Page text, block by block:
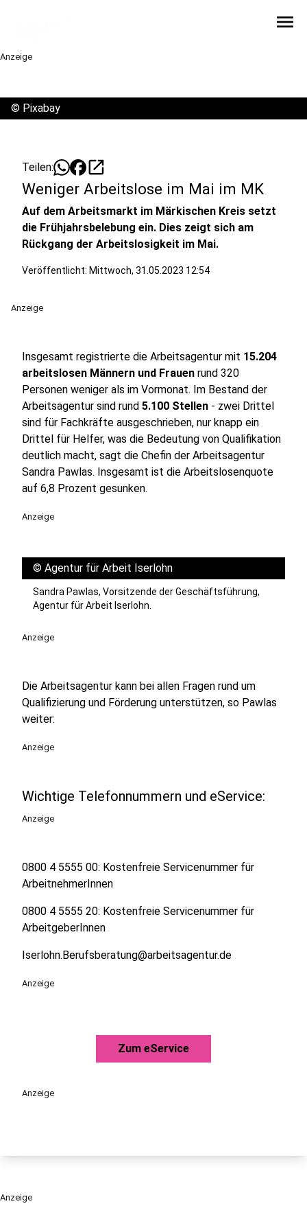
menu
Anzeige
© Pixabay
Teilen: open_in_new
Weniger Arbeitslose im Mai im MK
Auf dem Arbeitsmarkt im Märkischen Kreis setzt
die Frühjahrsbelebung ein. Dies zeigt sich am
Rückgang der Arbeitslosigkeit im Mai.
Veröffentlicht: Mittwoch, 31.05.2023 12:54
Anzeige
Insgesamt registrierte die Arbeitsagentur mit 15.204
arbeitslosen Männern und Frauen rund 320
Personen weniger als im Vormonat. Im Bestand der
Arbeitsagentur sind rund 5.100 Stellen - zwei Drittel
sind für Fachkräfte ausgeschrieben, nur knapp ein
Drittel für Helfer, was die Bedeutung von Qualifikation
deutlich macht, sagt die Chefin der Arbeitsagentur
Sandra Pawlas. Insgesamt ist die Arbeitslosenquote
auf 6,8 Prozent gesunken.
Anzeige
© Agentur für Arbeit Iserlohn
Sandra Pawlas, Vorsitzende der Geschäftsführung,
Agentur für Arbeit Iserlohn.
Anzeige
Die Arbeitsagentur kann bei allen Fragen rund um
Qualifizierung und Förderung unterstützen, so Pawlas
weiter:
Anzeige
Wichtige Telefonnummern und eService:
Anzeige
0800 4 5555 00: Kostenfreie Servicenummer für
ArbeitnehmerInnen
0800 4 5555 20: Kostenfreie Servicenummer für
ArbeitgeberInnen
Iserlohn.Berufsberatung@arbeitsagentur.de
Anzeige
Zum eService
Anzeige
Anzeige